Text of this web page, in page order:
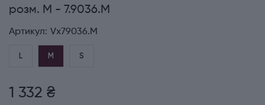
розм. M - 7.9036.M
Артикул: Vx79036.M
L M S
1 332 ₴